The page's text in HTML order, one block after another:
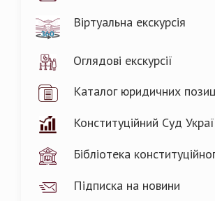
Віртуальна екскурсія
Оглядові екскурсії
Каталог юридичних
Конституційний Суд
Бібліотека
Підписка на новини